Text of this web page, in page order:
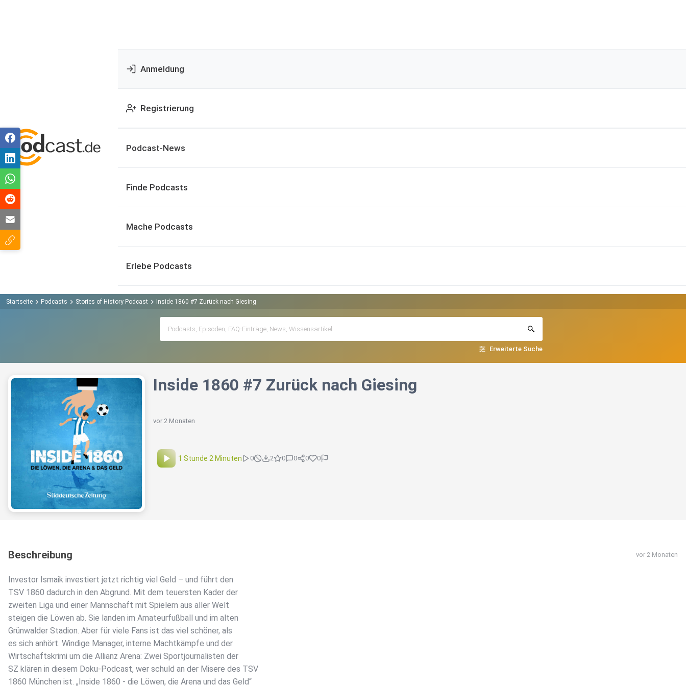
Anmeldung
Registrierung
Podcast-News
Finde Podcasts
Mache Podcasts
Erlebe Podcasts
Startseite Podcasts Stories of History Podcast Inside 1860 #7 Zurück nach Giesing
Erweiterte Suche
Inside 1860 #7 Zurück nach Giesing
vor 2 Monaten
1 Stunde 2 Minuten 0 2 0 0 0 0
Beschreibung vor 2 Monaten
Investor Ismaik investiert jetzt richtig viel Geld – und führt den
TSV 1860 dadurch in den Abgrund. Mit dem teuersten Kader der
zweiten Liga und einer Mannschaft mit Spielern aus aller Welt
steigen die Löwen ab. Sie landen im Amateurfußball und im alten
Grünwalder Stadion. Aber für viele Fans ist das viel schöner, als
es sich anhört. Windige Manager, interne Machtkämpfe und der
Wirtschaftskrimi um die Allianz Arena: Zwei Sportjournalisten der
SZ klären in diesem Doku-Podcast, wer schuld an der Misere des TSV
1860 München ist. „Inside 1860 - die Löwen, die Arena und das Geld“